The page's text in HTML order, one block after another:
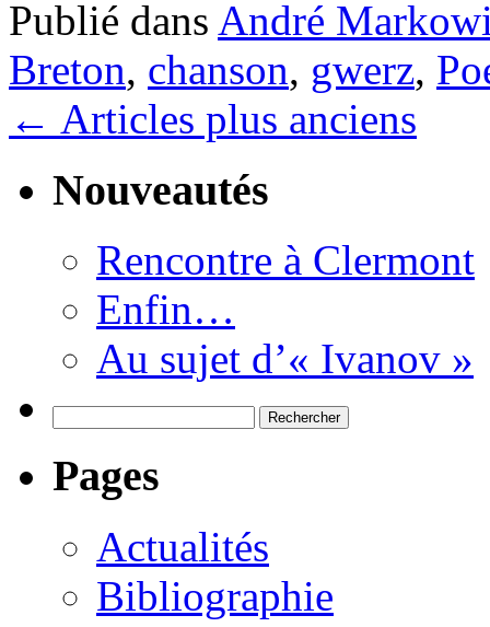
Publié dans André
Breton, chanson, gwerz,
← Articles plus anciens
Nouveautés
Rencontre à Clermont
Enfin…
Au sujet d’« Ivanov »
Pages
Actualités
Bibliographie